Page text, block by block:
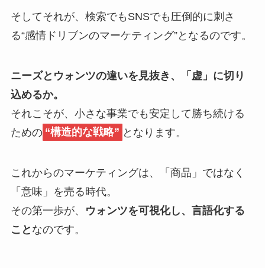
そしてそれが、検索でもSNSでも圧倒的に刺さ
る“感情ドリブンのマーケティング”となるのです。
ニーズとウォンツの違いを見抜き、「虚」に切り
込めるか。
それこそが、小さな事業でも安定して勝ち続ける
ための “構造的な戦略” となります。
これからのマーケティングは、「商品」ではなく
「意味」を売る時代。
その第一歩が、
ウォンツを可視化し、言語化する
こと なのです。